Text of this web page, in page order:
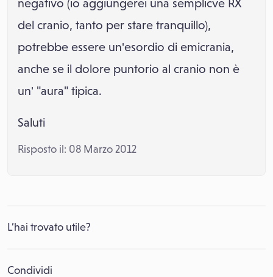
negativo (io aggiungerei una semplicve RX
del cranio, tanto per stare tranquillo),
potrebbe essere un'esordio di emicrania,
anche se il dolore puntorio al cranio non è
un' "aura" tipica.
Saluti
Risposto il: 08 Marzo 2012
L’hai trovato utile?
Condividi